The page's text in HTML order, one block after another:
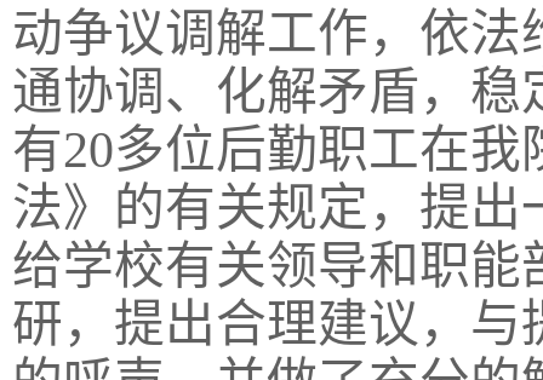
动争议调解工作，依
通协调、化解矛盾，
有20多位后勤职工在
法》的有关规定，提
给学校有关领导和职
研，提出合理建议，